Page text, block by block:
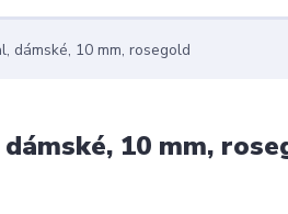
dámské, 10 mm, rosegold
10 mm,